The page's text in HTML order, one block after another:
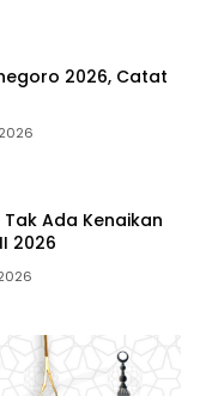
2026, Catat
Ada Kenaikan
2026